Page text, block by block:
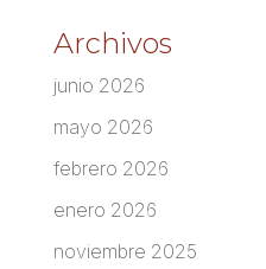
Archivos
junio 2026
mayo 2026
febrero 2026
enero 2026
noviembre 2025